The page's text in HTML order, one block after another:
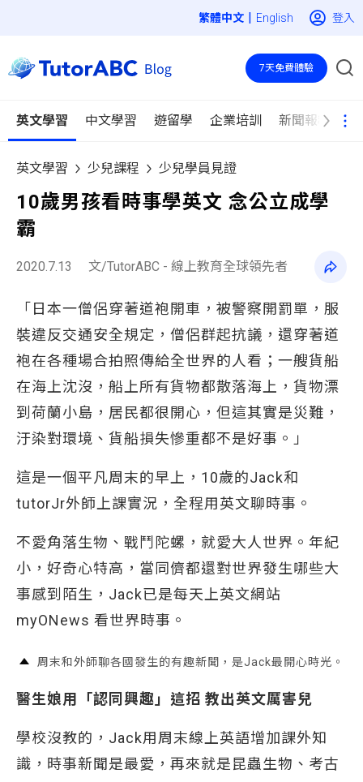
| English 登入
英文學習 中文學習 遊留學 企業培訓 新聞報導
7天免費體驗
英文學習 少兒課程 少兒學員見證
10歲男孩看時事學英文 念公立成學
霸
2020.7.13 文/TutorABC - 線上教育全球領先者
「日本一僧侶穿著道袍開車，被警察開罰單，服
裝違反交通安全規定，僧侶群起抗議，還穿著道
袍在各種場合拍照傳給全世界的人看；一艘貨船
在海上沈沒，船上所有貨物都散落海上，貨物漂
到荷蘭小島，居民都很開心，但這其實是災難，
汙染對環境、貨船損失慘重都不是好事。」
這是一個平凡周末的早上，10歲的Jack和
tutorJr外師上課實況，全程用英文聊時事。
不愛角落生物、戰鬥陀螺，就愛大人世界。年紀
小，好奇心特高，當同儕都還對世界發生哪些大
事感到陌生，Jack已是每天上英文網站
myONews 看世界時事。
周末和外師聊各國發生的有趣新聞，是Jack最開心時光。
醫生娘用「認同興趣」這招 教出英文厲害兒
學校沒教的，Jack用周末線上英語增加課外知
識，時事新聞是最愛，再來就是昆蟲生物、考古